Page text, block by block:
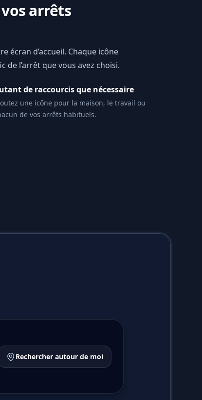
arrêts
écran d’accueil. Chaque icône
de l’arrêt que vous avez choisi.
de raccourcis que nécessaire
une icône pour la maison, le travail ou
de vos arrêts habituels.
Rechercher autour de moi